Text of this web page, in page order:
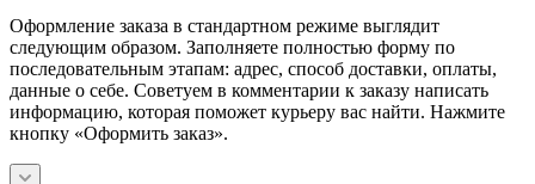
Оформление заказа в стандартном режиме выглядит
следующим образом. Заполняете полностью форму по
последовательным этапам: адрес, способ доставки, оплаты,
данные о себе. Советуем в комментарии к заказу написать
информацию, которая поможет курьеру вас найти. Нажмите
кнопку «Оформить заказ».